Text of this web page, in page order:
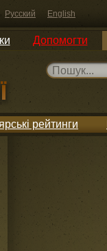
Русский English
Допомогти
рейтинги